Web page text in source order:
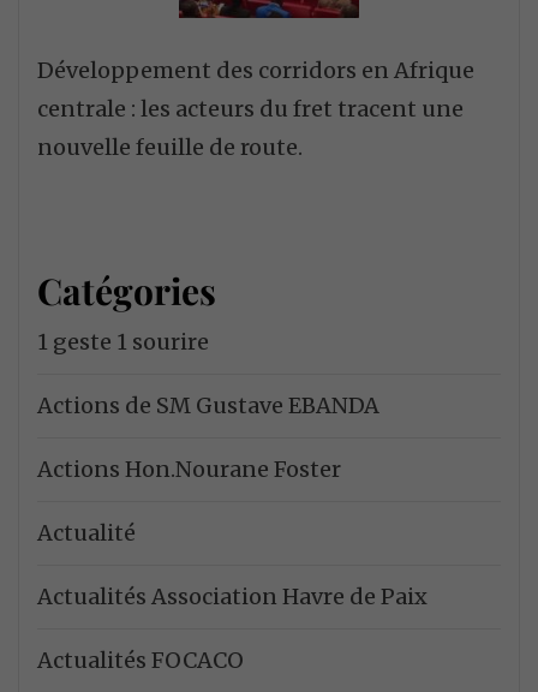
Développement des corridors en Afrique
centrale : les acteurs du fret tracent une
nouvelle feuille de route.
Catégories
1 geste 1 sourire
Actions de SM Gustave EBANDA
Actions Hon.Nourane Foster
Actualité
Actualités Association Havre de Paix
Actualités FOCACO